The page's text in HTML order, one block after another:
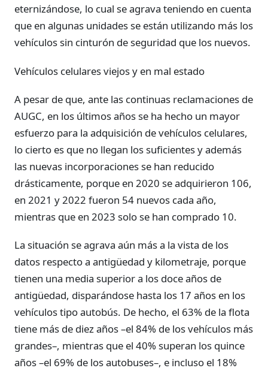
eternizándose, lo cual se agrava teniendo en cuenta
que en algunas unidades se están utilizando más los
vehículos sin cinturón de seguridad que los nuevos.
Vehículos celulares viejos y en mal estado
A pesar de que, ante las continuas reclamaciones de
AUGC, en los últimos años se ha hecho un mayor
esfuerzo para la adquisición de vehículos celulares,
lo cierto es que no llegan los suficientes y además
las nuevas incorporaciones se han reducido
drásticamente, porque en 2020 se adquirieron 106,
en 2021 y 2022 fueron 54 nuevos cada año,
mientras que en 2023 solo se han comprado 10.
La situación se agrava aún más a la vista de los
datos respecto a antigüedad y kilometraje, porque
tienen una media superior a los doce años de
antigüedad, disparándose hasta los 17 años en los
vehículos tipo autobús. De hecho, el 63% de la flota
tiene más de diez años –el 84% de los vehículos más
grandes–, mientras que el 40% superan los quince
años –el 69% de los autobuses–, e incluso el 18%